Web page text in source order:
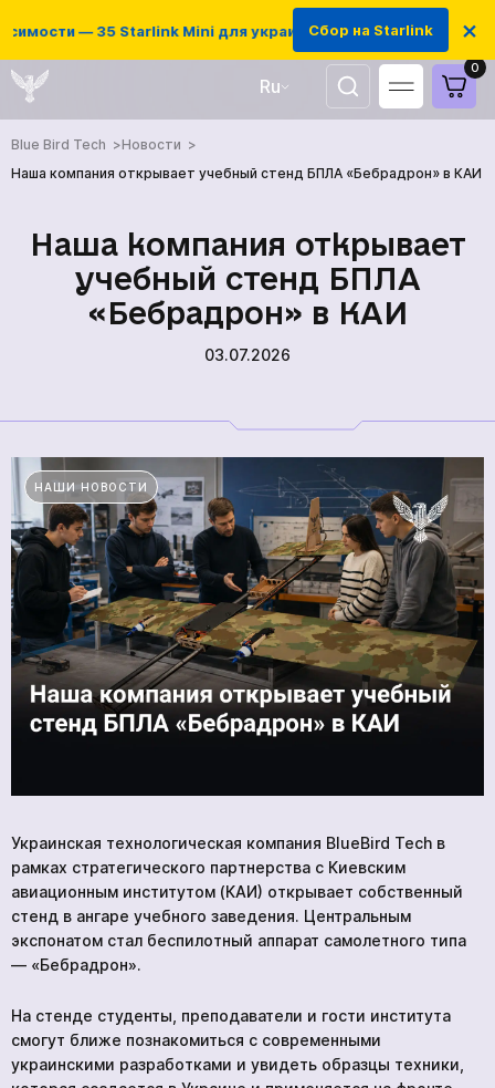
— 35 Starlink Mini для украинских защитников
Сбор на Starlink ×
Ru
UA
0
ГЛАВНАЯ
ПРОДУКЦИЯ
УСЛУГИ
НОВОСТИ
КОМПАНИИ
ВАКАНСИИ
МЕРЧ
КОМПАНИИ
КОНТАКТЫ
Академия
Blue Bird Tech
Новости
Наша компания открывает учебный стенд БПЛА «Бебрадрон» в КАИ
Наша компания открывает
учебный стенд БПЛА
«Бебрадрон» в КАИ
03.07.2026
НАШИ НОВОСТИ
Украинская технологическая компания BlueBird Tech в
рамках стратегического партнерства с Киевским
авиационным институтом (КАИ) открывает собственный
стенд в ангаре учебного заведения. Центральным
экспонатом стал беспилотный аппарат самолетного типа
— «Бебрадрон».
На стенде студенты, преподаватели и гости института
смогут ближе познакомиться с современными
украинскими разработками и увидеть образцы техники,